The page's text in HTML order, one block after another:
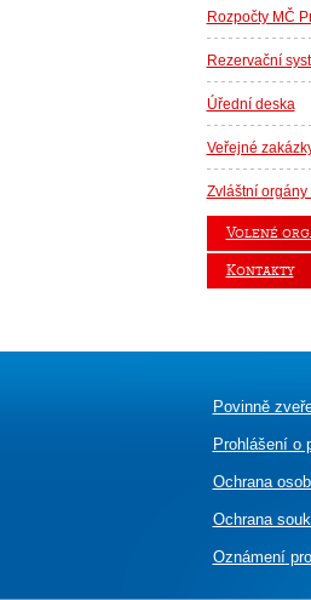
Rozpočty MČ
Rezervační
Úřední deska
Veřejné
Zvláštní orgány
Volené
Kontakty
Povinně
Prohlášení o
Ochrana
Ochrana
Oznámení